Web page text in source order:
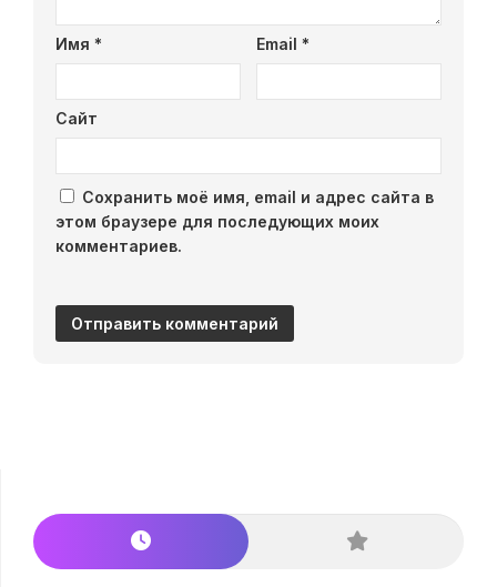
Имя * Email *
Сайт
Сохранить моё имя, email и адрес сайта в
этом браузере для последующих моих
комментариев.